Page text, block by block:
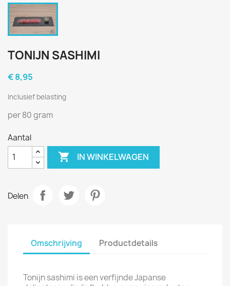
TONIJN SASHIMI
€ 8,95
Inclusief belasting
per 80 gram
Aantal
 IN WINKELWAGEN
Delen
Omschrijving Productdetails
Tonijn sashimi is een verfijnde Japanse